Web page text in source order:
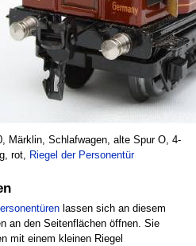
Märklin, Schlafwagen, alte Spur O, 4-
rot, Riegel der Personentür
lassen sich an diesem
an den Seitenflächen öffnen. Sie
mit einem kleinen Riegel